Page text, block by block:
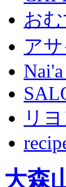
お
ア
リ
大森